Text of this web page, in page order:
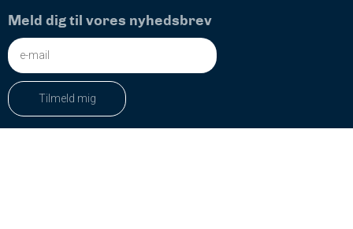
Meld dig til vores nyhedsbrev